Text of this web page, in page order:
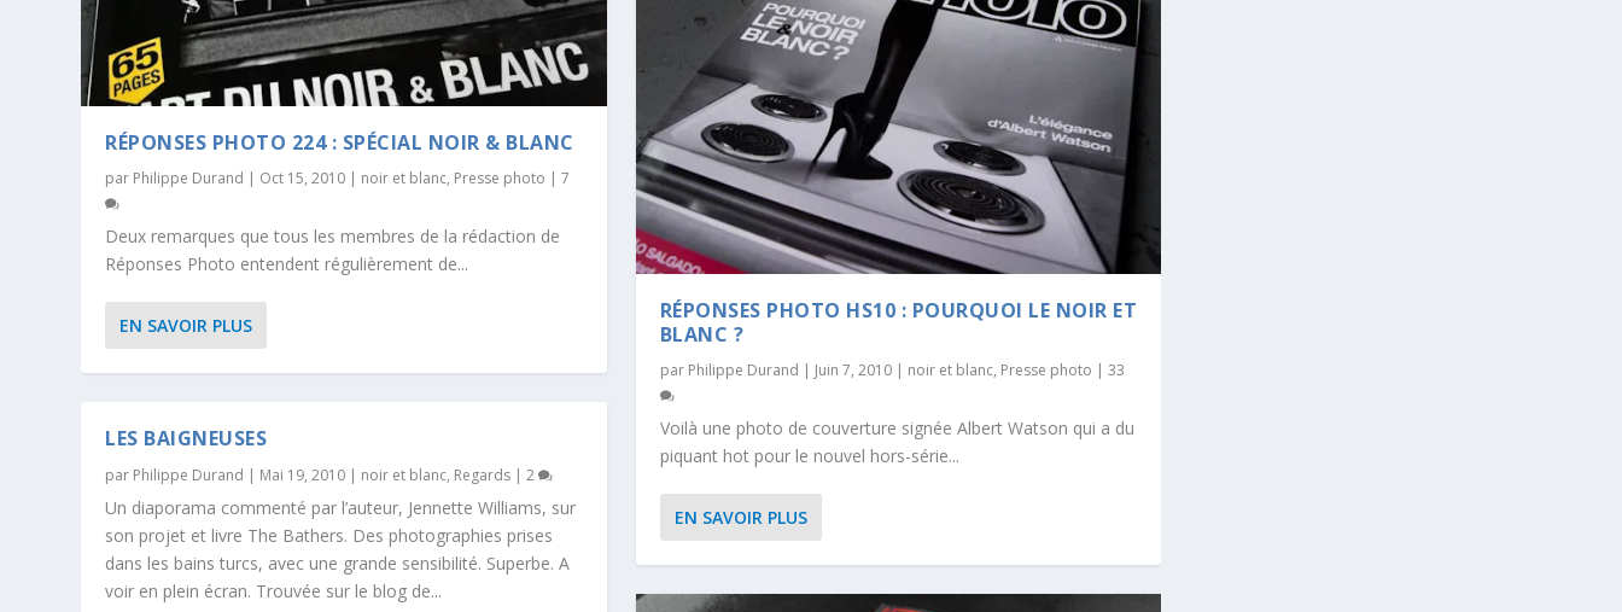
RÉPONSES PHOTO 224 : SPÉCIAL NOIR & BLANC
par Philippe Durand | Oct 15, 2010 | noir et blanc, Presse photo |7
Deux remarques que tous les membres de la rédaction de
Réponses Photo entendent régulièrement de...
EN SAVOIR PLUS
LES BAIGNEUSES
par Philippe Durand | Mai 19, 2010 | noir et blanc, Regards |2
Un diaporama commenté par l’auteur, Jennette Williams, sur
son projet et livre The Bathers. Des photographies prises
dans les bains turcs, avec une grande sensibilité. Superbe. A
voir en plein écran. Trouvée sur le blog de...
RÉPONSES PHOTO HS10 : POURQUOI LE NOIR ET
BLANC ?
par Philippe Durand | Juin 7, 2010| noir et blanc, Presse photo | 33
Voilà une photo de couverture signée Albert Watson qui a du
piquant hot pour le nouvel hors-série...
EN SAVOIR PLUS